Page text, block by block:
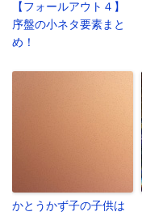
【フォールアウト４】
序盤の小ネタ要素まと
め！
かとうかず子の子供は